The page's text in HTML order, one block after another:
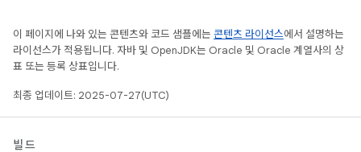
이 페이지에 나와 있는 콘텐츠와 코드 샘플에는 콘텐츠 라이선스에서 설명하는
라이선스가 적용됩니다. 자바 및 OpenJDK는 Oracle 및 Oracle 계열사의 상
표 또는 등록 상표입니다.
최종 업데이트: 2025-07-27(UTC)
빌드